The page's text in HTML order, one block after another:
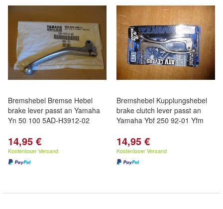
Bremshebel Bremse Hebel
brake lever passt an Yamaha
Yn 50 100 5AD-H3912-02
14,95 €
Kostenloser Versand
Bremshebel Kupplungshebel
brake clutch lever passt an
Yamaha Ybf 250 92-01 Yfm
14,95 €
Kostenloser Versand